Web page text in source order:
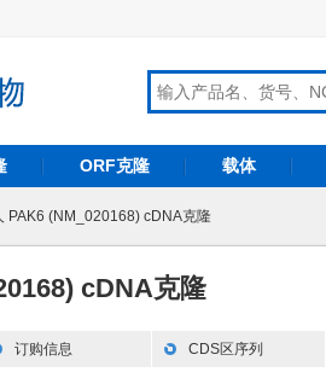
ORF克隆 载体
PAK6 (NM_020168) cDNA克隆
cDNA克隆
订购信息 CDS区序列